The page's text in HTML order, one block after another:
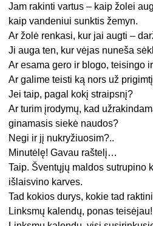
Jam rakinti vartus – kaip žolei
kaip vandeniui sunktis žemyn.
Ar žolė renkasi, kur jai augti –
Ji auga ten, kur vėjas nuneša
Ar esama gero ir blogo, teisingo
Ar galime teisti ką nors už
Jei taip, pagal kokį straipsnį?
Ar turim įrodymų, kad
ginamasis siekė naudos?
Negi ir jį nukryžiuosim?..
Minutėlę! Gavau raštelį…
Taip. Šventųjų maldos sutrupino
išlaisvino karves.
Tad kokios durys, kokie tad
Linksmų kalendų, ponas teisėjau!